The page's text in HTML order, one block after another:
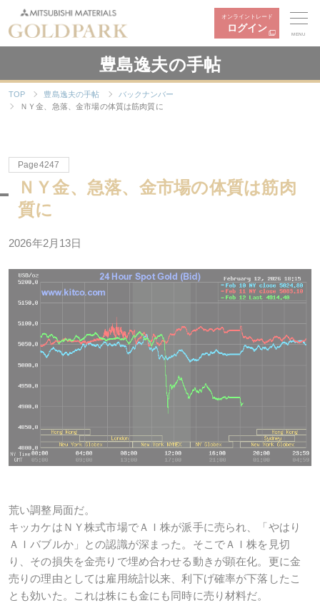
オンライントレード
ログイン
MENU
豊島逸夫の手帖
TOP 豊島逸夫の手帖
バックナンバー
ＮＹ金、急落、金市場の体質は筋肉質に
Page4247
ＮＹ金、急落、金市場の体質は筋肉
質に
2026年2月 13日
荒い調整局面だ。
キッカケはＮＹ株式市場でＡＩ株が派手に売られ、「やはり
ＡＩバブルか」との認識が深まった。そこでＡＩ株を見切
り、その損失を金売りで埋め合わせる動きが顕在化。更に金
売りの理由としては雇用統計以来、利下げ確率が下落したこ
とも効いた。これは株にも金にも同時に売り材料だ。